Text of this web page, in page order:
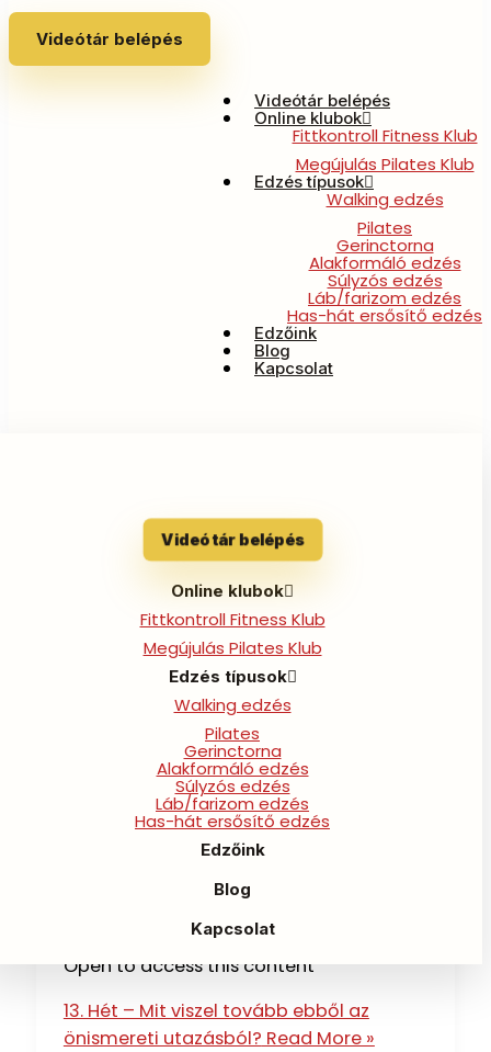
Videótár belépés
Videótár belépés
Online klubok
Fittkontroll Fitness Klub
Megújulás Pilates Klub
Edzés típusok
Walking edzés
Pilates
Gerinctorna
Alakformáló edzés
Súlyzós edzés
Láb/farizom edzés
Has-hát ersősítő edzés
Edzőink
Blog
Kapcsolat
Videótár belépés
Online klubok
Fittkontroll Fitness Klub
Megújulás Pilates Klub
Edzés típusok
Walking edzés
Pilates
Gerinctorna
Alakformáló edzés
Súlyzós edzés
Láb/farizom edzés
Has-hát ersősítő edzés
Edzőink
Blog
Kapcsolat
90 napos Nyári
önismereti utazás
13. Hét – Mit viszel
tovább ebből az
önismereti utazásból?
Open to access this content
13. Hét – Mit viszel tovább ebből az
önismereti utazásból? Read More »